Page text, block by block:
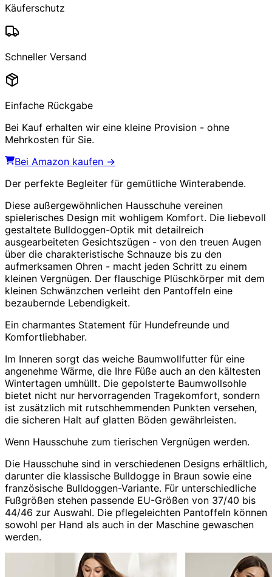
Käuferschutz
Schneller Versand
Einfache Rückgabe
Bei Kauf erhalten wir eine kleine Provision - ohne
Mehrkosten für Sie.
Bei Amazon kaufen →
Der perfekte Begleiter für gemütliche Winterabende.
Diese außergewöhnlichen Hausschuhe vereinen
spielerisches Design mit wohligem Komfort. Die liebevoll
gestaltete Bulldoggen-Optik mit detailreich
ausgearbeiteten Gesichtszügen - von den treuen Augen
über die charakteristische Schnauze bis zu den
aufmerksamen Ohren - macht jeden Schritt zu einem
kleinen Vergnügen. Der flauschige Plüschkörper mit dem
kleinen Schwänzchen verleiht den Pantoffeln eine
bezaubernde Lebendigkeit.
Ein charmantes Statement für Hundefreunde und
Komfortliebhaber.
Im Inneren sorgt das weiche Baumwollfutter für eine
angenehme Wärme, die Ihre Füße auch an den kältesten
Wintertagen umhüllt. Die gepolsterte Baumwollsohle
bietet nicht nur hervorragenden Tragekomfort, sondern
ist zusätzlich mit rutschhemmenden Punkten versehen,
die sicheren Halt auf glatten Böden gewährleisten.
Wenn Hausschuhe zum tierischen Vergnügen werden.
Die Hausschuhe sind in verschiedenen Designs erhältlich,
darunter die klassische Bulldogge in Braun sowie eine
französische Bulldoggen-Variante. Für unterschiedliche
Fußgrößen stehen passende EU-Größen von 37/40 bis
44/46 zur Auswahl. Die pflegeleichten Pantoffeln können
sowohl per Hand als auch in der Maschine gewaschen
werden.